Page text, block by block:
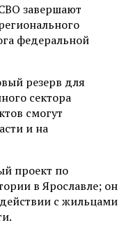
завершают
федеральной
резерв для
сектора
смогут
и на
проект по
в Ярославле; он
с жильцами